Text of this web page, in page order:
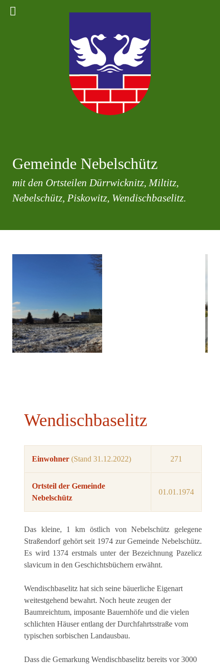
Gemeinde Nebelschütz
mit den Ortsteilen Dürrwicknitz, Miltitz,
Nebelschütz, Piskowitz, Wendischbaselitz.
Wendischbaselitz
Einwohner (Stand 31.12.2022) 271
Ortsteil der Gemeinde
Nebelschütz
01.01.1974
Das kleine, 1 km östlich von Nebelschütz gelegene
Straßendorf gehört seit 1974 zur Gemeinde Nebelschütz.
Es wird 1374 erstmals unter der Bezeichnung Pazelicz
slavicum in den Geschichtsbüchern erwähnt.
Wendischbaselitz hat sich seine bäuerliche Eigenart
weitestgehend bewahrt. Noch heute zeugen der
Baumreichtum, imposante Bauernhöfe und die vielen
schlichten Häuser entlang der Durchfahrtsstraße vom
typischen sorbischen Landausbau.
Dass die Gemarkung Wendischbaselitz bereits vor 3000